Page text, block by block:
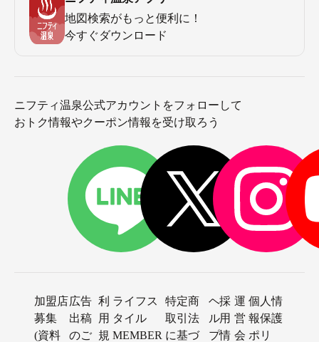
地図検索がもっと便利に！
今すぐダウンロード
ニフティ温泉公式アカウントをフォローして
おトク情報やクーポン情報を受け取ろう
加盟店
募集
(資料
広告
出稿
のご
利
用
規
ライフス
タイル
MEMBER
特定商
取引法
に基づ
ヘ
ル
プ
採
用
情
運
営
会
個人情
報保護
ポリ